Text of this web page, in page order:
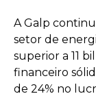
A Galp
setor de
superior a 11
financeiro
de 24% no